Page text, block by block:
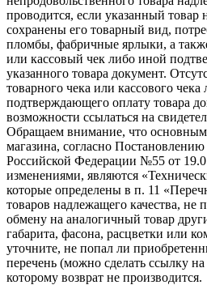
проводится, если указанный товар
сохранены его товарный вид,
пломбы, фабричные ярлыки, а
или кассовый чек либо иной
указанного товара документ.
товарного чека или кассового чека
подтверждающего оплату товара
возможности ссылаться на
Обращаем внимание, что
магазина, согласно Постановлению
Российской Федерации №55 от
изменениями, являются
которые определены в п. 11
товаров надлежащего качества, не
обмену на аналогичный товар
габарита, фасона, расцветки или
уточните, не попал ли
перечень (можно сделать ссылку
которому возврат не производится.